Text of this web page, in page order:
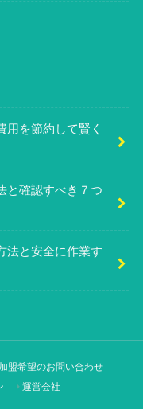
用を節約して賢く
と確認すべき７つ
法と安全に作業す
盟希望のお問い合わせ
運営会社